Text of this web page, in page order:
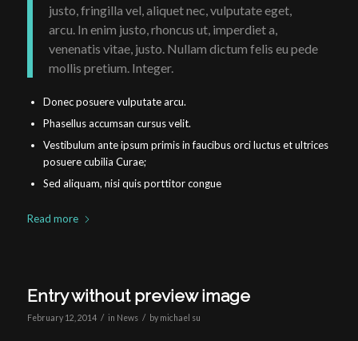
justo, fringilla vel, aliquet nec, vulputate eget,
arcu. In enim justo, rhoncus ut, imperdiet a,
venenatis vitae, justo. Nullam dictum felis eu pede
mollis pretium. Integer.
Donec posuere vulputate arcu.
Phasellus accumsan cursus velit.
Vestibulum ante ipsum primis in faucibus orci luctus et ultrices
posuere cubilia Curae;
Sed aliquam, nisi quis porttitor congue
Read more
Entry without preview image
February 12, 2014 / in News / by michael su